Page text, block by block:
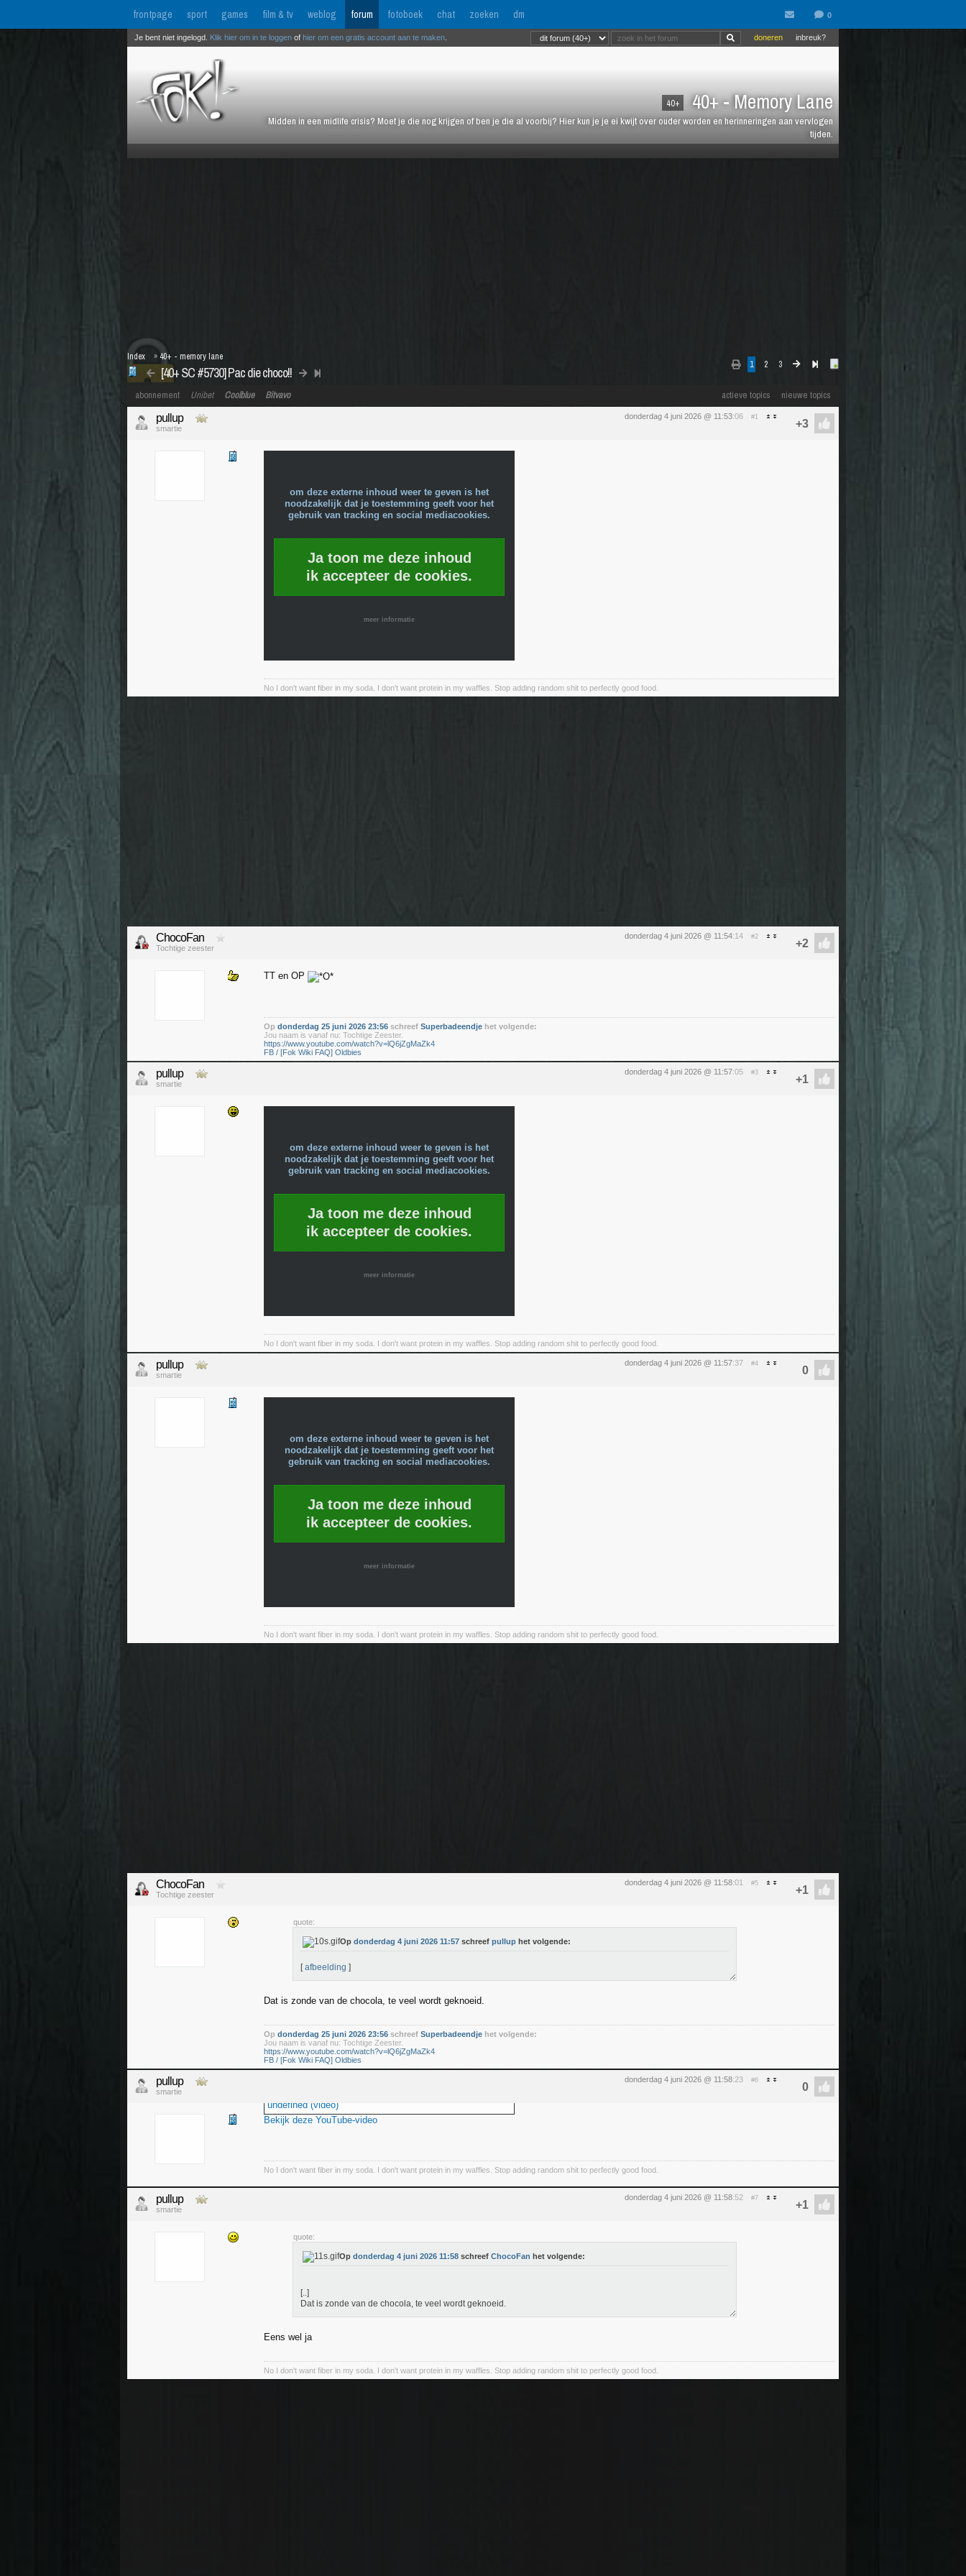
frontpage sport games film & tv weblog forum fotoboek chat zoeken dm
40+ 40+ - Memory Lane
Midden in een midlife crisis? Moet je die nog krijgen of ben je die al voorbij? Hier kun je je ei kwijt over ouder worden en herinneringen aan vervlogen
tijden.
inbreuk?
doneren
Je bent niet ingelogd. Klik hier om in te loggen of hier om een gratis account aan te maken
1 2 3
[40+ SC #5730] Pac die choco!!
Index » 40+ - memory lane
actieve topics nieuwe topics
abonnement Unibet Coolblue Bitvavo
donderdag 4 juni 2026 @ 11:53:06 #1
pullup
smartie
om deze externe inhoud weer te geven is het
noodzakelijk dat je toestemming geeft voor het
gebruik van tracking en social mediacookies.
Ja toon me deze inhoud
ik accepteer de cookies.
meer informatie
No I don't want fiber in my soda. I don't want protein in my waffles. Stop adding random shit to perfectly good food.
donderdag 4 juni 2026 @ 11:54:14 #2
ChocoFan
Tochtige zeester
TT en OP
Op donderdag 25 juni 2026 23:56 schreef Superbadeendje het volgende:
Jou naam is vanaf nu: Tochtige Zeester.
https://www.youtube.com/watch?v=lQ6jZgMaZk4
FB / [Fok Wiki FAQ] Oldbies
donderdag 4 juni 2026 @ 11:57:05 #3
pullup
smartie
om deze externe inhoud weer te geven is het
noodzakelijk dat je toestemming geeft voor het
gebruik van tracking en social mediacookies.
Ja toon me deze inhoud
ik accepteer de cookies.
meer informatie
No I don't want fiber in my soda. I don't want protein in my waffles. Stop adding random shit to perfectly good food.
donderdag 4 juni 2026 @ 11:57:37 #4
pullup
smartie
om deze externe inhoud weer te geven is het
noodzakelijk dat je toestemming geeft voor het
gebruik van tracking en social mediacookies.
Ja toon me deze inhoud
ik accepteer de cookies.
meer informatie
No I don't want fiber in my soda. I don't want protein in my waffles. Stop adding random shit to perfectly good food.
donderdag 4 juni 2026 @ 11:58:01 #5
ChocoFan
Tochtige zeester
quote:
Op donderdag 4 juni 2026 11:57 schreef pullup het volgende:
[afbeelding ]
Dat is zonde van de chocola, te veel wordt geknoeid.
Op donderdag 25 juni 2026 23:56 schreef Superbadeendje het volgende:
Jou naam is vanaf nu: Tochtige Zeester.
https://www.youtube.com/watch?v=lQ6jZgMaZk4
FB / [Fok Wiki FAQ] Oldbies
donderdag 4 juni 2026 @ 11:58:23 #6
pullup
smartie
undefined (video)
Bekijk deze YouTube-video
No I don't want fiber in my soda. I don't want protein in my waffles. Stop adding random shit to perfectly good food.
donderdag 4 juni 2026 @ 11:58:52 #7
pullup
smartie
quote:
Op donderdag 4 juni 2026 11:58 schreef ChocoFan het volgende:
[..]
Dat is zonde van de chocola, te veel wordt geknoeid.
Eens wel ja
No I don't want fiber in my soda. I don't want protein in my waffles. Stop adding random shit to perfectly good food.